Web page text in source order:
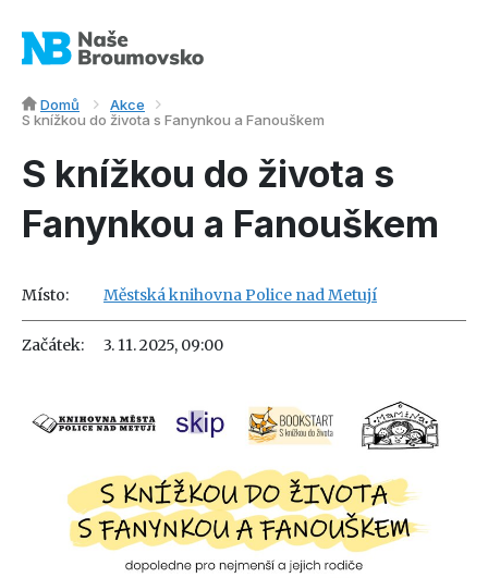
Domů
Akce
S knížkou do života s Fanynkou a Fanouškem
S knížkou do života s
Fanynkou a Fanouškem
Místo: Městská knihovna Police nad Metují
Začátek: 3. 11. 2025, 09:00